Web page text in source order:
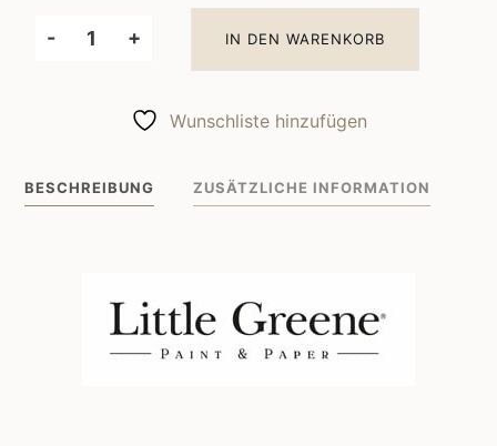
-
Little
Wandfarbe
Menge
+ IN DEN WARENKORB
Wunschliste hinzufügen
BESCHREIBUNG ZUSÄTZLICHE INFORMATION